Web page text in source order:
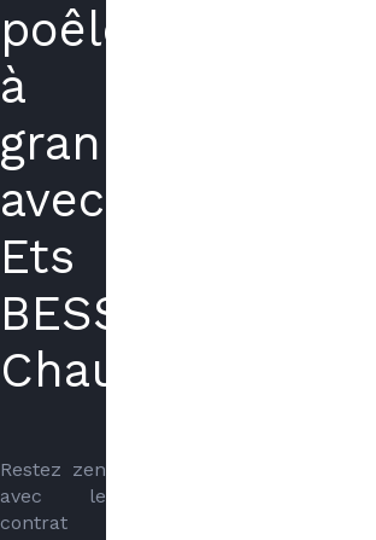
poêle
à
granulés
avec
Ets
BESSON
Chauffage
Restez zen
avec le
contrat